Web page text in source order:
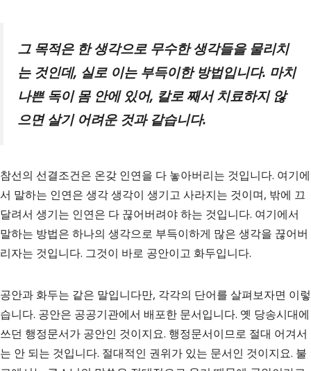
그 목적은 한 생각으로 무수한 생각들을 물리치
는 것인데, 실로 이는 부득이한 방법입니다. 마치
나쁜 독이 몸 안에 있어, 칼로 째서 치료하지 않
으면 살기 어려운 것과 같습니다.
참선의 선결조건은 온갖 인연을 다 놓아버리는 것입니다. 여기에
서 말하는 인연은 생각 생각이 생기고 사라지는 것이며, 밖에 끄
달려서 생기는 인연은 다 끊어버려야 하는 것입니다. 여기에서
말하는 방법은 하나의 생각으로 부득이하게 많은 생각을 끊어버
리자는 것입니다. 그것이 바로 공안이고 화두입니다.
공안과 화두는 같은 말입니다만, 각각의 단어를 살펴보자면 이렇
습니다. 공안은 공공기관에서 배포한 문서입니다. 옛 당송시대에
쓰던 행정문서가 공안인 것이지요. 행정문서이므로 절대 어겨서
는 안 되는 것입니다. 절대적인 권위가 있는 문서인 것이지요. 불